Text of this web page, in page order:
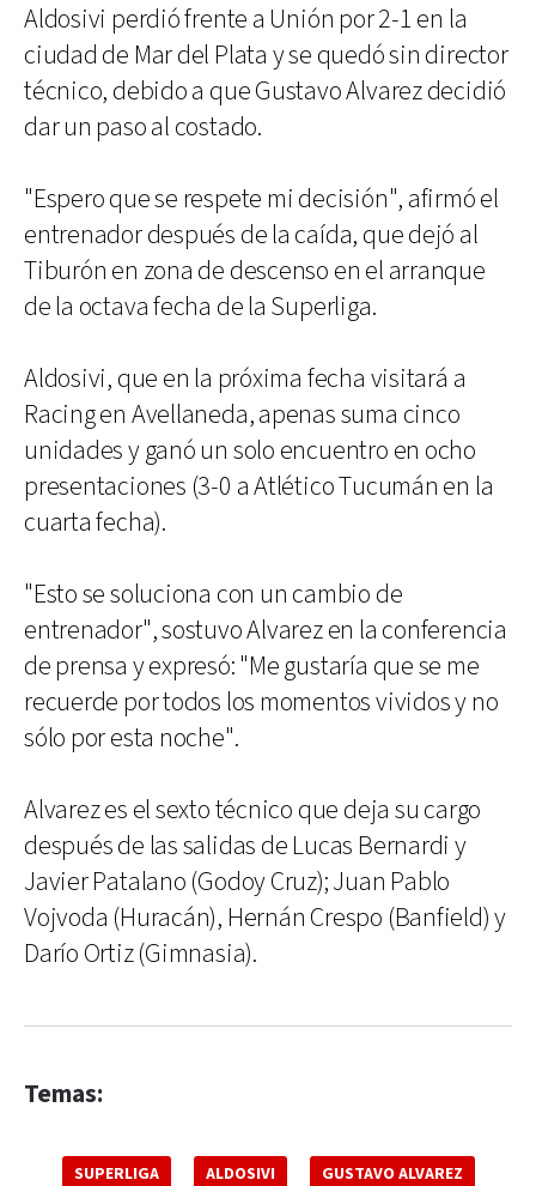
Aldosivi perdió frente a Unión por 2-1 en la
ciudad de Mar del Plata y se quedó sin director
técnico, debido a que Gustavo Alvarez decidió
dar un paso al costado.
"Espero que se respete mi decisión", afirmó el
entrenador después de la caída, que dejó al
Tiburón en zona de descenso en el arranque
de la octava fecha de la Superliga.
Aldosivi, que en la próxima fecha visitará a
Racing en Avellaneda, apenas suma cinco
unidades y ganó un solo encuentro en ocho
presentaciones (3-0 a Atlético Tucumán en la
cuarta fecha).
"Esto se soluciona con un cambio de
entrenador", sostuvo Alvarez en la conferencia
de prensa y expresó: "Me gustaría que se me
recuerde por todos los momentos vividos y no
sólo por esta noche".
Alvarez es el sexto técnico que deja su cargo
después de las salidas de Lucas Bernardi y
Javier Patalano (Godoy Cruz); Juan Pablo
Vojvoda (Huracán), Hernán Crespo (Banfield) y
Darío Ortiz (Gimnasia).
Temas:
SUPERLIGA ALDOSIVI GUSTAVO ALVAREZ